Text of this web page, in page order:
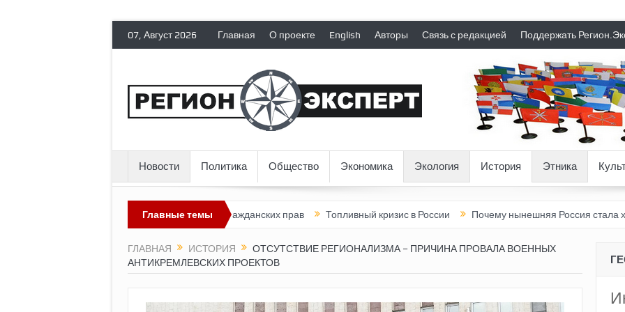
07, Август 2026 Главная О проекте English Авторы Связь с редакцией Поддержать
Новости Политика Общество Экономика Экология История Этника
Главные темы
лишает политических эмигрантов гражданских прав Топливный кризис в России Почему нынешняя Россия стала хуже,
ГЛАВНАЯ ИСТОРИЯ
ОТСУТСТВИЕ РЕГИОНАЛИЗМА – ПРИЧИНА ПРОВАЛА ВОЕННЫХ
АНТИКРЕМЛЕВСКИХ ПРОЕКТОВ